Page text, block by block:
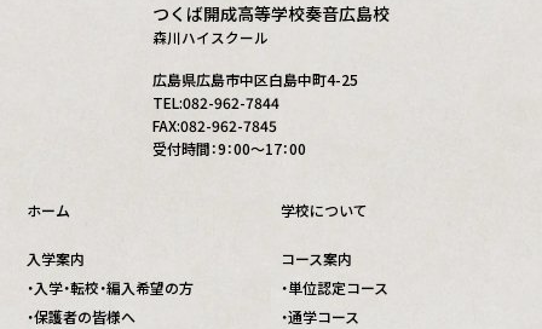
つくば開成高等学校奏音広島校
森川ハイスクール
広島県広島市中区白島中町4-25
TEL:082-962-7844
FAX:082-962-7845
受付時間：9：00～17：00
ホーム 学校について
入学案内
・入学・転校・編入希望の方
・保護者の皆様へ
コース案内
・単位認定コース
・通学コース